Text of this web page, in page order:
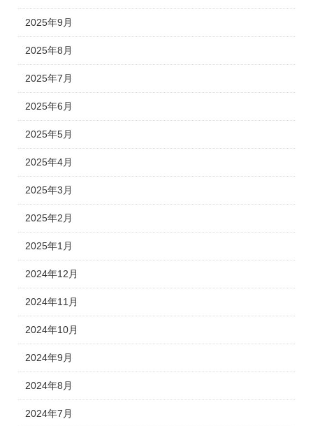
2025年9月
2025年8月
2025年7月
2025年6月
2025年5月
2025年4月
2025年3月
2025年2月
2025年1月
2024年12月
2024年11月
2024年10月
2024年9月
2024年8月
2024年7月